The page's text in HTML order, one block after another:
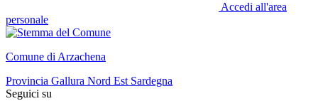
Accedi all'area
personale
Comune di Arzachena
Provincia Gallura Nord Est Sardegna
Seguici su